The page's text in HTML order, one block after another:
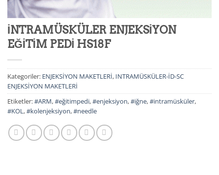
İNTRAMÜSKÜLER ENJEKSİYON
EĞİTİM PEDİ HS18F
Kategoriler: ENJEKSİYON MAKETLERİ, INTRAMÜSKÜLER-İD-SC
ENJEKSİYON MAKETLERİ
Etiketler:#ARM,#eğitimpedi,#enjeksiyon,#iğne,#intramüsküler,
#KOL,#kolenjeksiyon,#needle